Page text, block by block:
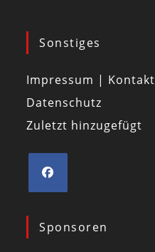
Sonstiges
Impressum | Kontakt
Datenschutz
Zuletzt hinzugefügt
Sponsoren